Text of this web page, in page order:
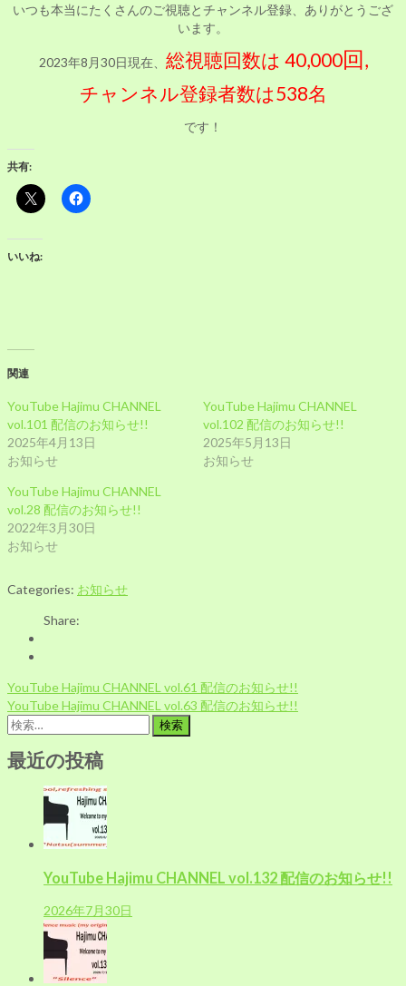
いつも本当にたくさんのご視聴とチャンネル登録、ありがとうござ
います。
2023年8月30日現在、 総視聴回数は 40,000回,
チャンネル登録者数は538名
です！
共有:
いいね:
関連
YouTube Hajimu CHANNEL
vol.101 配信のお知らせ!!
2025年4月13日
お知らせ
YouTube Hajimu CHANNEL
vol.102 配信のお知らせ!!
2025年5月13日
お知らせ
YouTube Hajimu CHANNEL
vol.28 配信のお知らせ!!
2022年3月30日
お知らせ
Categories: お知らせ
Share:
投
稿
ナ
ビ
ゲ
ー
YouTube Hajimu CHANNEL vol.61 配信のお知らせ!!
YouTube Hajimu CHANNEL vol.63 配信のお知らせ!!
検
最近の投稿
YouTube Hajimu CHANNEL vol.132 配信のお知らせ!!
2026年7月30日